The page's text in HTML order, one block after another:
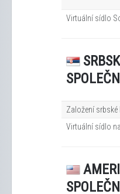
Virtuální sídlo
Založení
Virtuální sídlo